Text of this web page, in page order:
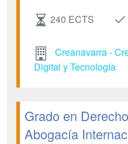
240 ECTS
Creanavarra -
Digital y Tecnología
Grado en
Abogacía